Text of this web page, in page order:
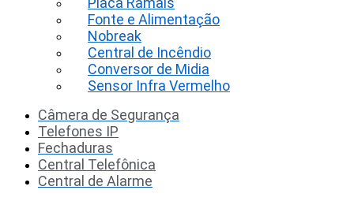
Fonte e Alimentação
Nobreak
Central de Incêndio
Conversor de Midia
Sensor Infra Vermelho
Câmera de Segurança
Telefones IP
Fechaduras
Central Telefônica
Central de Alarme